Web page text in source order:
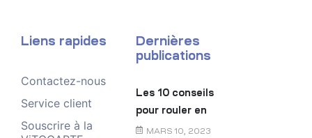
Liens rapides
Contactez-nous
Service client
Souscrire à la
Dernières
publications
Les 10 conseils
pour rouler en
toute sécurité
MARS 10, 2023